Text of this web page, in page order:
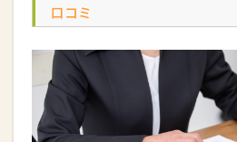
口コミ